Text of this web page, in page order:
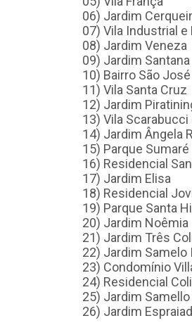
06) Jardim
07) Vila Industrial
08) Jardim Veneza
09) Jardim Santana
10) Bairro São
11) Vila Santa Cruz
12) Jardim
13) Vila
14) Jardim Ângela
15) Parque Sumaré
16) Residencial
17) Jardim Elisa
18) Residencial
19) Parque Santa
20) Jardim Noêmia
21) Jardim Três
22) Jardim Samelo
23) Condomínio
24) Residencial
25) Jardim
26) Jardim